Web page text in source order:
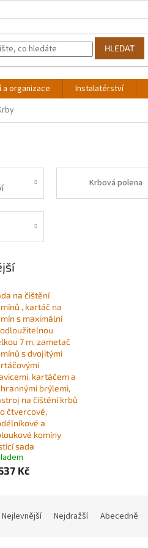
HLEDAT
a organizace Instalatérství
Krbová polena
na čištění
, kartáč na
s maximální
7 m, zametač
s dvojitými
kartáčem a
brýlemi,
na čištění krbů
čtvercové,
a
komíny
sada
Kč
Nejlevnější Nejdražší Abecedně